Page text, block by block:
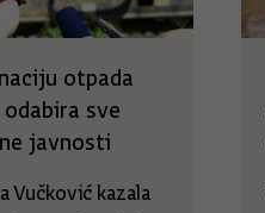
otpada
sve
javnosti
Vučković kazala